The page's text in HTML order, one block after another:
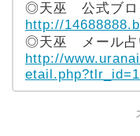
◎天巫 公式ブロ
http://
◎天巫 メール占
http://